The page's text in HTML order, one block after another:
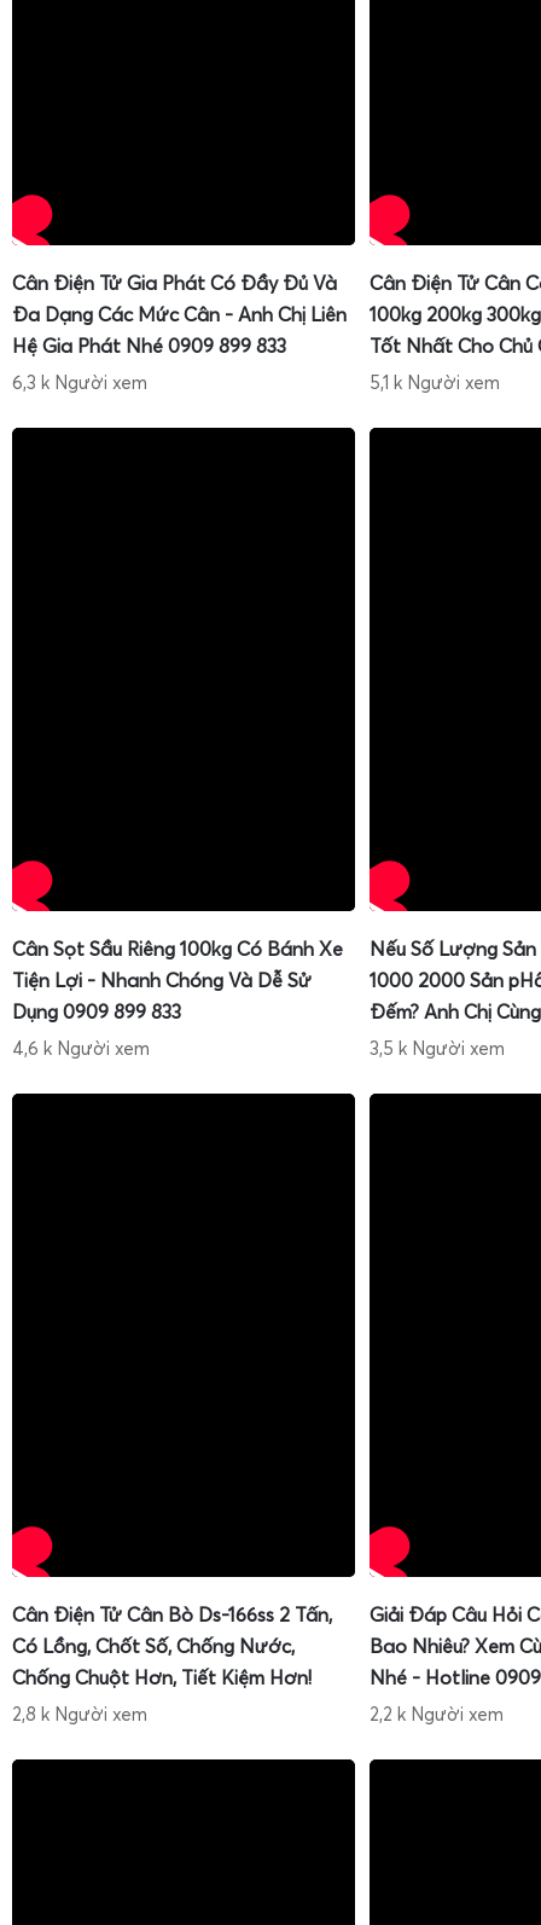
Cân Điện Tử Gia Phát Có Đầy Đủ Và
Đa Dạng Các Mức Cân - Anh Chị Liên
Hệ Gia Phát Nhé 0909 899 833
6,3 k Người xem
Cân Điện Tử Cân
100kg 200kg
Tốt Nhất Cho Chủ
5,1 k Người xem
Cân Sọt Sầu Riêng 100kg Có Bánh Xe
Tiện Lợi - Nhanh Chóng Và Dễ Sử
Dụng 0909 899 833
4,6 k Người xem
Nếu Số Lượng
1000 2000 Sản
Đếm? Anh Chị
3,5 k Người xem
Cân Điện Tử Cân Bò Ds-166ss 2 Tấn,
Có Lồng, Chốt Số, Chống Nước,
Chống Chuột Hơn, Tiết Kiệm Hơn!
2,8 k Người xem
Giải Đáp Câu Hỏi
Bao Nhiêu? Xem
Nhé - Hotline
2,2 k Người xem